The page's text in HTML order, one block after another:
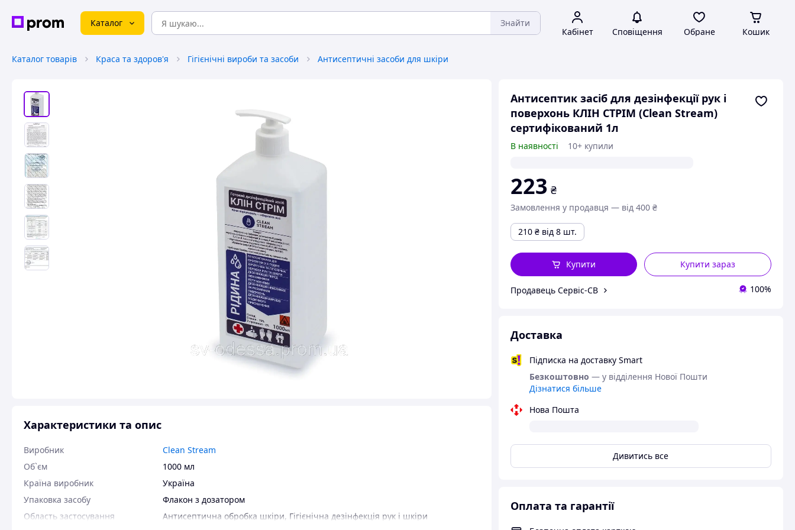
Каталог Знайти
Кабінет Сповіщення Обране Кошик
Каталог товарів Краса та здоров'я Гігієнічні вироби та засоби Антисептичні засоби для шкіри
Антисептик засіб для дезінфекції рук і
поверхонь КЛІН СТРІМ (Clean Stream)
сертифікований 1л
В наявності 10+ купили
223 ₴
Замовлення у продавця — від 400 ₴
210 ₴ від 8 шт.
Купити зараз
Купити
Продавець Сервіс-СВ 100%
Доставка
Підписка на доставку Smart
Безкоштовно — у відділення Нової Пошти
Дізнатися більше
Нова Пошта
Дивитись все
Оплата та гарантії
Характеристики та опис
Виробник
Clean Stream
Об`єм
1000 мл
Країна виробник
Україна
Упаковка засобу
Флакон з дозатором
Область застосування
Антисептична обробка шкіри, Гігієнічна дезінфекція рук і шкіри